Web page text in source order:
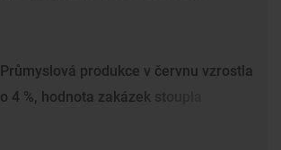
Průmyslová produkce v červnu vzrostla
o 4 %, hodnota zakázek stoupla